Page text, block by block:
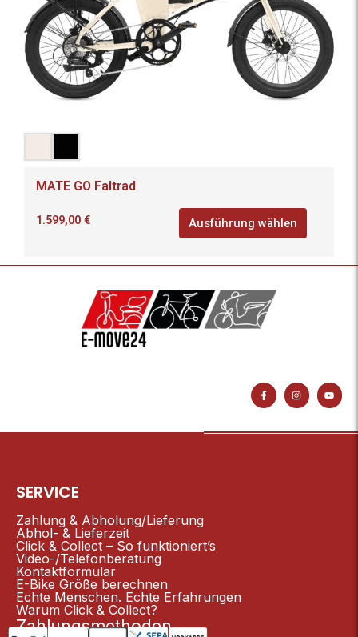
MATE GO Faltrad
1.599,00 € Ausführung wählen
F
a
c
o
I
n
s
g
Y
o
u
b
SERVICE
Zahlung & Abholung/Lieferung
Abhol- & Lieferzeit
Click & Collect – So funktioniert’s
Video-/Telefonberatung
Kontaktformular
E-Bike Größe berechnen
Echte Menschen. Echte Erfahrungen
Warum Click & Collect?
Zahlungsmethoden